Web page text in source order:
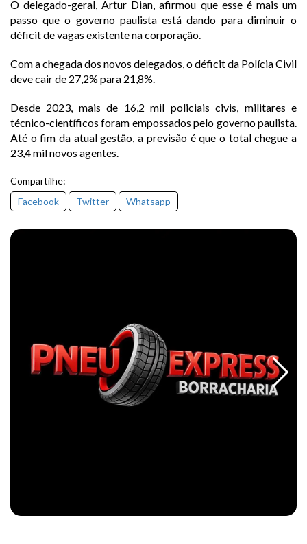
O delegado-geral, Artur Dian, afirmou que esse é mais um
passo que o governo paulista está dando para diminuir o
déficit de vagas existente na corporação.
Com a chegada dos novos delegados, o déficit da Polícia Civil
deve cair de 27,2% para 21,8%.
Desde 2023, mais de 16,2 mil policiais civis, militares e
técnico-científicos foram empossados pelo governo paulista.
Até o fim da atual gestão, a previsão é que o total chegue a
23,4 mil novos agentes.
Compartilhe:
Facebook
Twitter Whatsapp